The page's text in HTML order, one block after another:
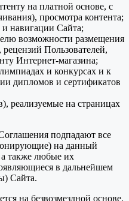
на платной основе, с
просмотра контента;
и навигации Сайта;
возможности размещения
Пользователей,
Интернет-магазина;
и конкурсах и к
дипломов и сертификатов
реализуемые на страницах
подпадают все
на данный
также любые их
в дальнейшем
Сайта.
на безвозмездной основе.